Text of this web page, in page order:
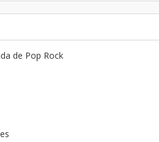
de Pop Rock